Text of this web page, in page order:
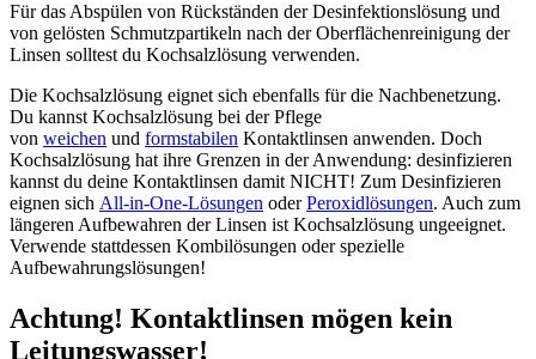
Für das Abspülen von Rückständen der Desinfektionslösung und
von gelösten Schmutzpartikeln nach der Oberflächenreinigung der
Linsen solltest du Kochsalzlösung verwenden.
Die Kochsalzlösung eignet sich ebenfalls für die Nachbenetzung.
Du kannst Kochsalzlösung bei der Pflege
von weichen und formstabilen Kontaktlinsen anwenden. Doch
Kochsalzlösung hat ihre Grenzen in der Anwendung: desinfizieren
kannst du deine Kontaktlinsen damit NICHT! Zum Desinfizieren
eignen sich All-in-One-Lösungen oderPeroxidlösungen. Auch zum
längeren Aufbewahren der Linsen ist Kochsalzlösung ungeeignet.
Verwende stattdessen Kombilösungen oder spezielle
Aufbewahrungslösungen!
Achtung! Kontaktlinsen mögen kein
Leitungswasser!